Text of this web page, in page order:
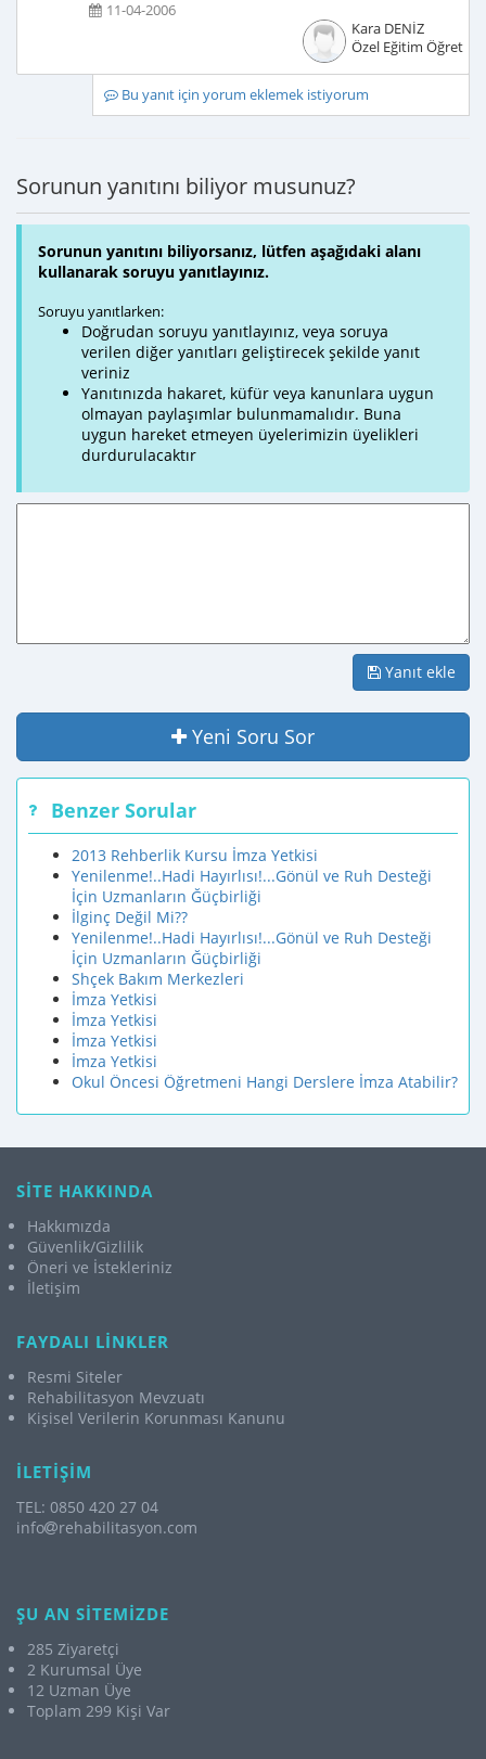
11-04-2006
Kara DENİZ
Özel Eğitim
Bu yanıt için yorum eklemek istiyorum
Sorunun yanıtını biliyor musunuz?
Sorunun yanıtını biliyorsanız, lütfen aşağıdaki alanı
kullanarak soruyu yanıtlayınız.
Soruyu yanıtlarken:
Doğrudan soruyu yanıtlayınız, veya soruya
verilen diğer yanıtları geliştirecek şekilde yanıt
veriniz
Yanıtınızda hakaret, küfür veya kanunlara uygun
olmayan paylaşımlar bulunmamalıdır. Buna
uygun hareket etmeyen üyelerimizin üyelikleri
durdurulacaktır
Yanıt ekle
Yeni Soru Sor
Benzer Sorular
2013 Rehberlik Kursu İmza Yetkisi
Yenilenme!..Hadi Hayırlısı!...Gönül ve Ruh Desteği
İçin Uzmanların Ğüçbirliği
İlginç Değil Mi??
Yenilenme!..Hadi Hayırlısı!...Gönül ve Ruh Desteği
İçin Uzmanların Ğüçbirliği
Shçek Bakım Merkezleri
İmza Yetkisi
İmza Yetkisi
İmza Yetkisi
İmza Yetkisi
Okul Öncesi Öğretmeni Hangi Derslere İmza Atabilir?
SİTE HAKKINDA
Hakkımızda
Güvenlik/Gizlilik
Öneri ve İstekleriniz
İletişim
FAYDALI LİNKLER
Resmi Siteler
Rehabilitasyon Mevzuatı
Kişisel Verilerin Korunması Kanunu
İLETİŞİM
TEL: 0850 420 27 04
info
rehabilitasyon.com
ŞU AN SİTEMİZDE
285 Ziyaretçi
2 Kurumsal Üye
12 Uzman Üye
Toplam 299 Kişi Var